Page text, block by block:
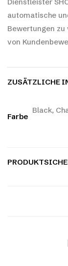
automatische
Bewertungen zu
von
ZUSÄTZLICHE
Farbe
Black,